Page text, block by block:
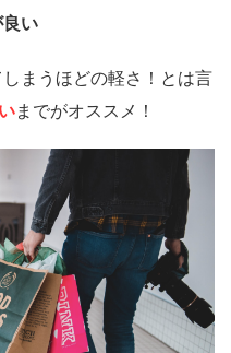
い
まうほどの軽さ！とは言
までがオススメ！